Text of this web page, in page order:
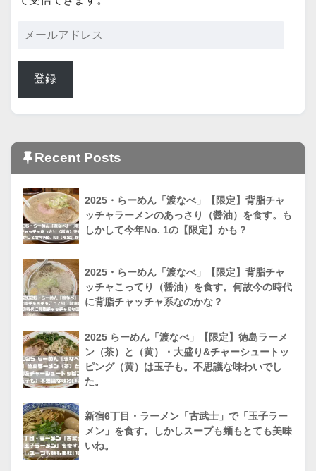
登録
Recent Posts
2025・らーめん「渡なべ」【限定】背脂チャ
ッチャラーメンのあっさり（醤油）を食す。も
しかして今年No. 1の【限定】かも？
2025・らーめん「渡なべ」【限定】背脂チャ
ッチャこってり（醤油）を食す。何故今の時代
に背脂チャッチャ系なのかな？
2025 らーめん「渡なべ」【限定】徳島ラーメ
ン（茶）と（黄）・大盛り&チャーシュートッ
ピング（黄）は玉子も。不思議な味わいでし
た。
新宿6丁目・ラーメン「古武士」で「玉子ラー
メン」を食す。しかしスープも麺もとても美味
いね。